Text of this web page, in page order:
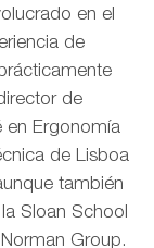
en el
de
de
en Ergonomía
de Lisboa
también
Sloan School
Group.